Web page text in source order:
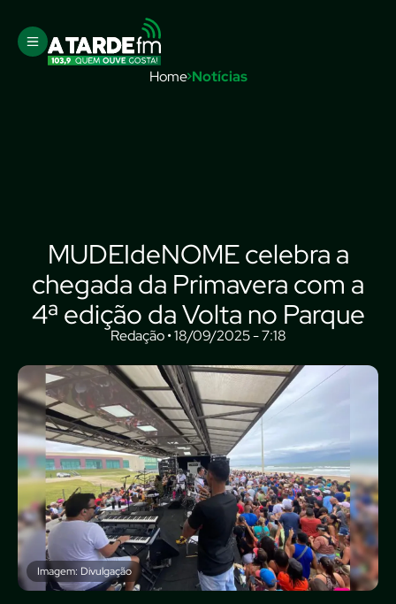
Home Notícias
MUDEIdeNOME celebra a
chegada da Primavera com a
4ª edição da Volta no Parque
Redação • 18/09/2025 - 7:18
Imagem: Divulgação